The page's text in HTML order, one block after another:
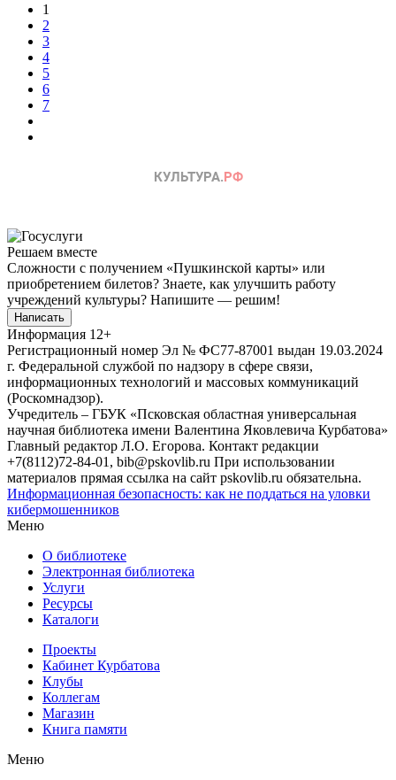
1
2
3
4
5
6
7
Решаем вместе
Сложности с получением «Пушкинской карты» или
приобретением билетов? Знаете, как улучшить работу
учреждений культуры? Напишите — решим!
Написать
Информация 12+
Регистрационный номер Эл № ФС77-87001 выдан 19.03.2024
г. Федеральной службой по надзору в сфере связи,
информационных технологий и массовых коммуникаций
(Роскомнадзор).
Учредитель – ГБУК «Псковская областная универсальная
научная библиотека имени Валентина Яковлевича Курбатова»
Главный редактор Л.О. Егорова. Контакт редакции
+7(8112)72-84-01, bib@pskovlib.ru При использовании
материалов прямая ссылка на сайт pskovlib.ru обязательна.
Информационная безопасность: как не поддаться на уловки
кибермошенников
Меню
О библиотеке
Электронная библиотека
Услуги
Ресурсы
Каталоги
Проекты
Кабинет Курбатова
Клубы
Коллегам
Магазин
Книга памяти
Меню